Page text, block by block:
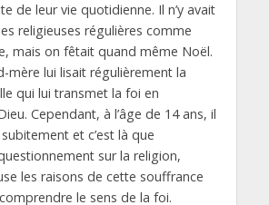
de leur vie quotidienne. Il n’y avait
religieuses régulières comme
mais on fêtait quand même Noël.
mère lui lisait régulièrement la
qui lui transmet la foi en
Cependant, à l’âge de 14 ans, il
et c’est là que
sur la religion,
les raisons de cette souffrance
le sens de la foi.